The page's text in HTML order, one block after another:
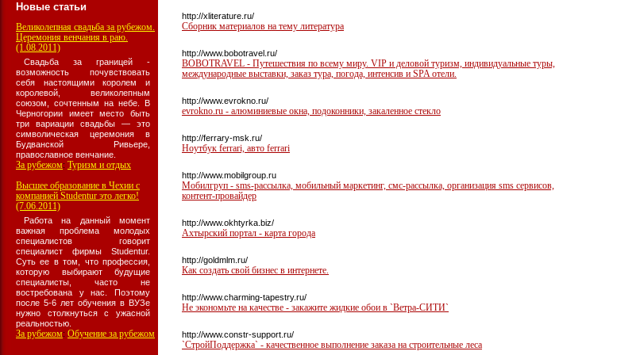
Новые статьи
Великолепная свадьба за рубежом.
Церемония венчания в раю.
(1.08.2011)
Свадьба за границей -
возможность почувствовать
себя настоящими королем и
королевой, великолепным
союзом, сочтенным на небе. В
Черногории имеет место быть
три вариации свадьбы — это
символическая церемония в
Будванской Ривьере,
православное венчание.
За рубежом: Туризм и отдых
Высшее образование в Чехии с
компанией Studentur это легко!
(7.06.2011)
Работа на данный момент
важная проблема молодых
специалистов говорит
специалист фирмы Studentur.
Суть ее в том, что профессия,
которую выбирают будущие
специалисты, часто не
востребована у нас. Поэтому
после 5-6 лет обучения в ВУЗе
нужно столкнуться с ужасной
реальностью.
За рубежом: Обучение за рубежом
http://xliterature.ru/
Сборник материалов на тему литература
http://www.bobotravel.ru/
BOBOTRAVEL - Путешествия по всему миру. VIP и деловой туризм, индивидуальные туры,
международные выставки, заказ тура, погода, интенсив и SPA отели.
http://www.evrokno.ru/
evrokno.ru - алюминиевые окна, подоконники, закаленное стекло
http://ferrary-msk.ru/
Ноутбук ferrari, авто ferrari
http://www.mobilgroup.ru
Мобилгруп - sms-рассылка, мобильный маркетинг, смс-рассылка, организация sms сервисов,
контент-провайдер
http://www.okhtyrka.biz/
Ахтырский портал - карта города
http://goldmlm.ru/
Как создать свой бизнес в интернете.
http://www.charming-tapestry.ru/
Не экономьте на качестве - закажите жидкие обои в `Ветра-СИТИ`
http://www.constr-support.ru/
`СтройПоддержка` - качественное выполнение заказа на строительные леса